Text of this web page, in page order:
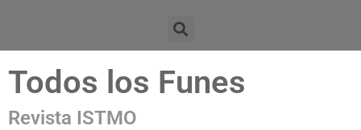
Todos los Funes
Revista ISTMO